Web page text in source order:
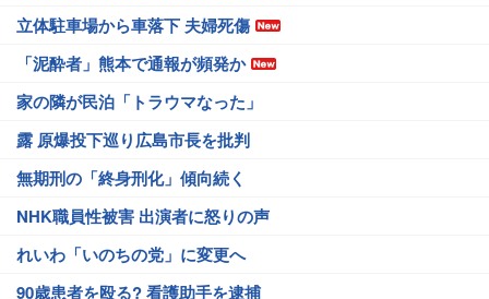
立体駐車場から車落下 夫婦死傷
「泥酔者」熊本で通報が頻発か
家の隣が民泊「トラウマなった」
露 原爆投下巡り広島市長を批判
無期刑の「終身刑化」傾向続く
NHK職員性被害 出演者に怒りの声
れいわ「いのちの党」に変更へ
90歳患者を殴る? 看護助手を逮捕